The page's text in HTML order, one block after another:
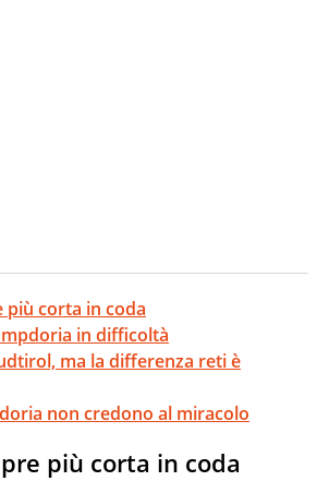
più corta in coda
in difficoltà
ma la differenza reti è
non credono al miracolo
più corta in coda